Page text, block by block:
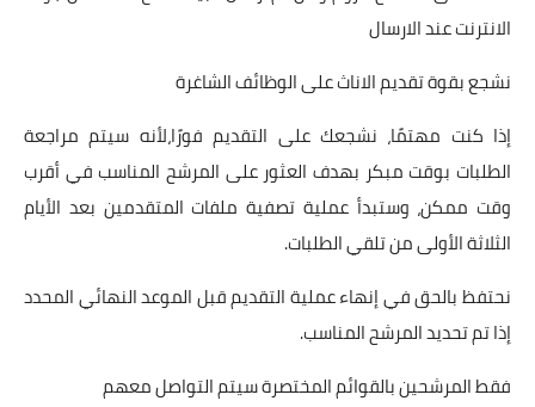
الانترنت عند الارسال
نشجع بقوة تقديم الاناث على الوظائف الشاغرة
إذا كنت مهتمًا، نشجعك على التقديم فورًا،لأنه سيتم مراجعة
الطلبات بوقت مبكر بهدف العثور على المرشح المناسب في أقرب
وقت ممكن، وستبدأ عملية تصفية ملفات المتقدمين بعد الأيام
الثلاثة الأولى من تلقي الطلبات.
نحتفظ بالحق في إنهاء عملية التقديم قبل الموعد النهائي المحدد
إذا تم تحديد المرشح المناسب.
فقط المرشحين بالقوائم المختصرة سيتم التواصل معهم